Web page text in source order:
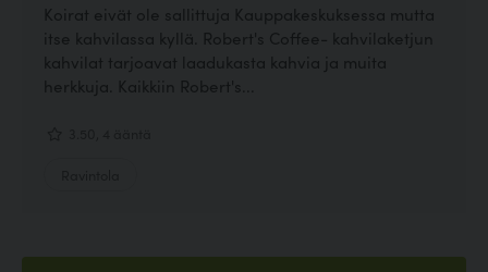
Koirat eivät ole sallittuja Kauppakeskuksessa mutta
itse kahvilassa kyllä. Robert's Coffee- kahvilaketjun
kahvilat tarjoavat laadukasta kahvia ja muita
herkkuja. Kaikkiin Robert's...